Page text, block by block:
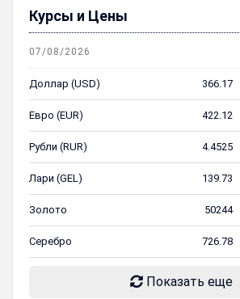
Курсы и Цены
07/08/2026
Доллар (USD) 366.17
Евро (EUR) 422.12
Рубли (RUR) 4.4525
Лари (GEL) 139.73
Золото 50244
Серебро 726.78
Показать еще